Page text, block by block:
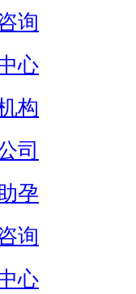
询
心
构
司
孕
询
心